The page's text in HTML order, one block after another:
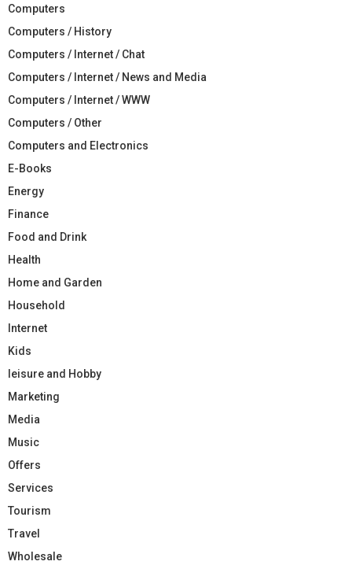
Computers
Computers / History
Computers / Internet / Chat
Computers / Internet / News and Media
Computers / Internet / WWW
Computers / Other
Computers and Electronics
E-Books
Energy
Finance
Food and Drink
Health
Home and Garden
Household
Internet
Kids
leisure and Hobby
Marketing
Media
Music
Offers
Services
Tourism
Travel
Wholesale